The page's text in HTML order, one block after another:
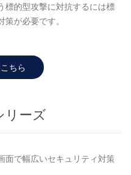
標的型攻撃に対抗するには標
が必要です。
ちら
リーズ
面で幅広いセキュリティ対策